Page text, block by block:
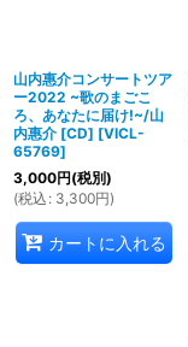
山内惠介コンサートツア
ー2022 ~歌のまごこ
ろ、あなたに届け!~/山
内惠介 [CD] [VICL-
65769]
3,000円(税別)
(税込 : 3,300円)
カートに入れる